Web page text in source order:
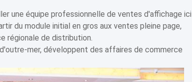
une équipe professionnelle de ventes d'affichage ici
du module initial en gros aux ventes pleine page,
régionale de distribution.
mer, développent des affaires de commerce